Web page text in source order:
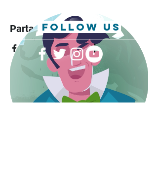
Partager cet événement
follow us